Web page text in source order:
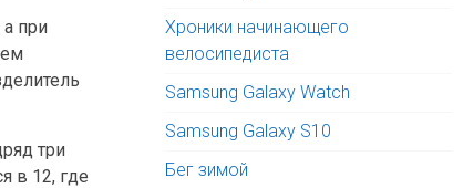
при
три
в 12, где
Хроники начинающего
велосипедиста
Samsung Galaxy Watch
Samsung Galaxy S10
Бег зимой